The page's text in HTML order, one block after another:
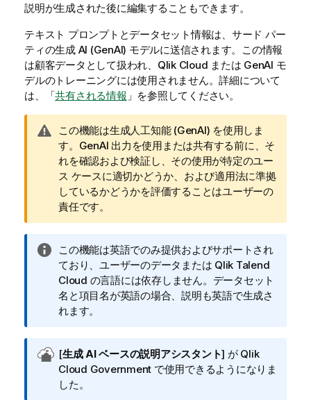
説明が生成された後に編集することもできます。
テキスト プロンプトとデータセット情報は、サード パー
ティの生成 AI (GenAI) モデルに送信されます。この情報
は顧客データとして扱われ、 Qlik Cloud または GenAI モ
デルのトレーニングには使用されません。詳細について
は、「共有される情報 」を参照してください。
警
告
メ
モ
この機能は生成人工知能 (GenAI) を使用しま
す。GenAI 出力を使用または共有する前に、そ
れを確認および検証し、その使用が特定のユー
ス ケースに適切かどうか、および適用法に準拠
しているかどうかを評価することはユーザーの
責任です。
情
報
メ
モ
この機能は英語でのみ提供およびサポートされ
ており、ユーザーのデータまたは Qlik Talend
Cloud の言語には依存しません。データセット
名と項目名が英語の場合、説明も英語で生成さ
れます。
Q
l
i
[生成 AI ベースの説明アシスタント] が Qlik
Cloud Government で使用できるようになりま
した。